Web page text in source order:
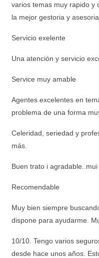
varios temas muy rapido y
la mejor gestoria y
Servicio exelente
Una atención y servicio
Service muy amable
Agentes excelentes en
problema de una forma
Celeridad, seriedad y
más.
Buen trato i
Recomendable
Muy bien siempre
dispone para ayudarme.
10/10. Tengo varios
desde hace unos años.